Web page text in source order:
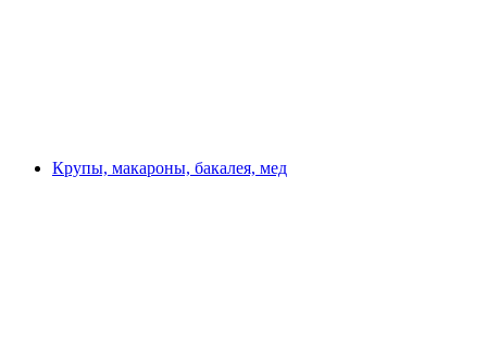
Крупы, макароны, бакалея, мед